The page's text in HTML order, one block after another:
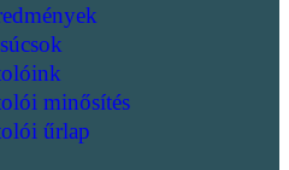
minősítés
űrlap